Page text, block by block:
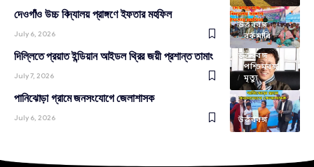
উত্তরবঙ্গ
রকমারি
দেওগাঁও উচ্চ বিদ্যালয় প্রাঙ্গণে ইফতার মহফিল
July 6, 2026
উত্তরবঙ্গ
পশ্চিমবঙ্গ
মৃত্যু
দিল্লিতে প্রয়াত ইন্ডিয়ান আইডল থ্রির জয়ী প্রশান্ত তামাং
July 7, 2026
উত্তরবঙ্গ
পানিঝোড়া গ্রামে জনসংযোগে জেলাশাসক
July 6, 2026